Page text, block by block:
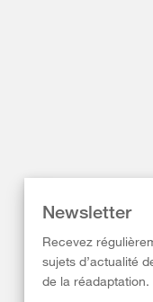
Newsletter
Recevez
sujets d’actualité
de la réadaptation.